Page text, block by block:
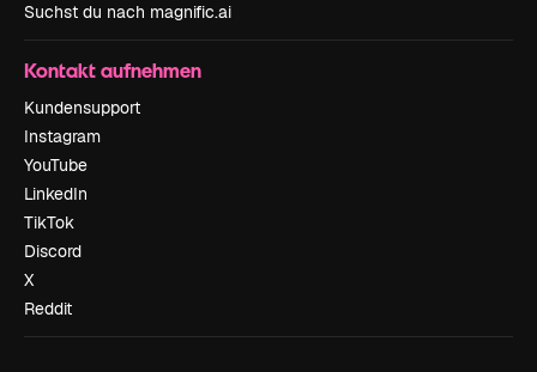
Suchst du nach magnific.ai
Kontakt aufnehmen
Kundensupport
Instagram
YouTube
LinkedIn
TikTok
Discord
X
Reddit